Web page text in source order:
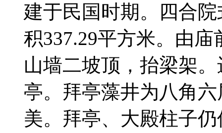
建于民国时期。四合
积337.29平方米。由
山墙二坡顶，抬梁架
亭。拜亭藻井为八角
美。拜亭、大殿柱子